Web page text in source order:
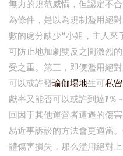
無力的規范威懾，但認定不
為條件，是以為規制濫用絕
數的處分缺少“小姐，主人來
可防止地加劇雙反之間激烈
受之重。第三，即便濫用絕
可以或許發瑜伽場地生可私
獻率又能否可以或許到達1％
回因于其他運營者遭遇的傷
易近事訴訟的方法會更適當
體傷害損失，那么濫用絕對